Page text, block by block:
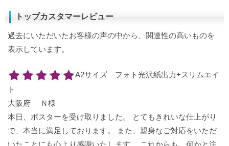
トップカスタマーレビュー
過去にいただいたお客様の声の中から、関連性の高いものを
表示しています。
A2サイズ フォト光沢紙出力+スリムエイ
ト
大阪府 Ｎ様
本日、ポスターを受け取りました。 とてもきれいな仕上がり
で、本当に満足しております。 また、親身なご対応をいただ
いたことにも心より感謝いたします。 これからも、何かと注